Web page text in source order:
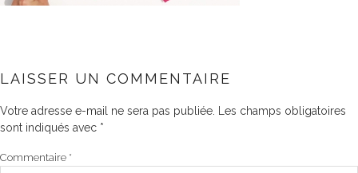
LAISSER UN COMMENTAIRE
Votre adresse e-mail ne sera pas publiée.
Les champs obligatoires
sont indiqués avec *
Commentaire *